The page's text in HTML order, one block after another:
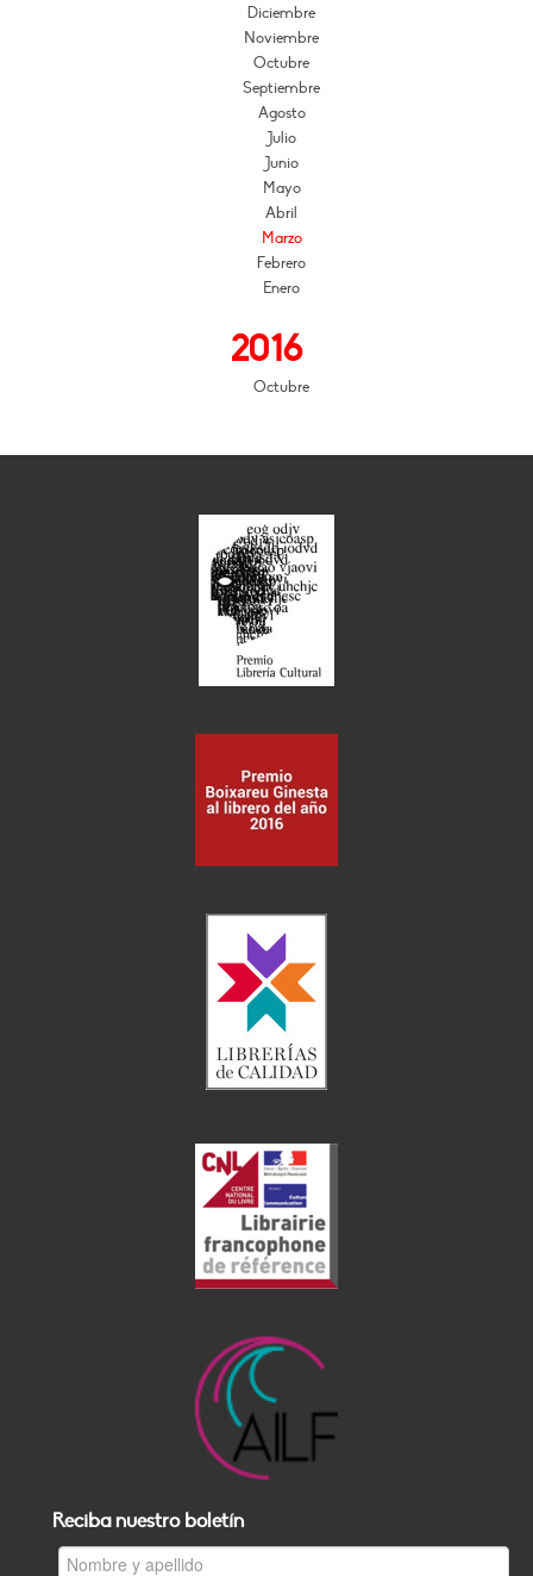
Diciembre
Noviembre
Octubre
Septiembre
Agosto
Julio
Junio
Mayo
Abril
Marzo
Febrero
Enero
2016
Octubre
Reciba nuestro boletín